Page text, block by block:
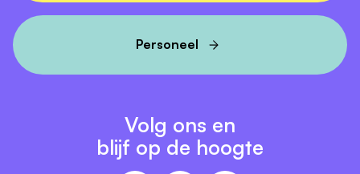
Personeel
Volg ons en
blijf op de hoogte